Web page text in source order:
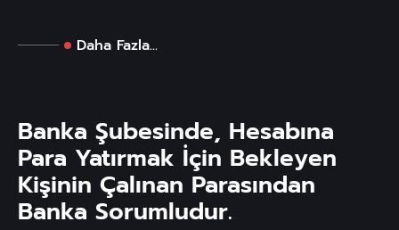
Daha Fazla...
Banka Şubesinde, Hesabına
Para Yatırmak İçin Bekleyen
Kişinin Çalınan Parasından
Banka Sorumludur.